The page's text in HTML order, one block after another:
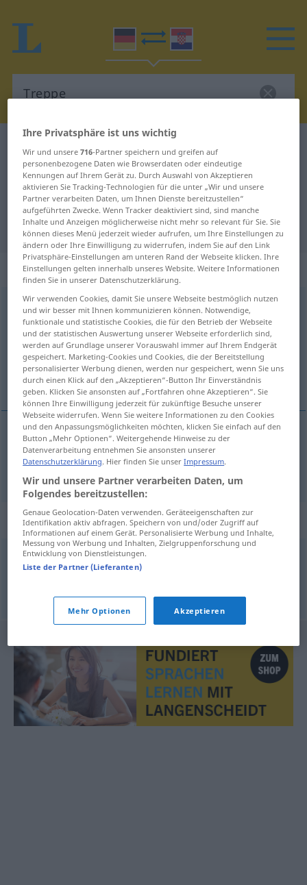
Deutsch-Kroatisch Übersetzung für
"Treppe"
"Treppe" Kroatisch Übersetzung
„Treppe“: Femininum
Treppef <Treppe;-n>
Übersicht aller Übersetzungen
(Für mehr Details die Übersetzung anklicken/antippen)
stepenice
stepenicef/pl Treppe
Synonyme für "Treppe"
Aufstieg
© OpenThesaurus.de
Ihre Privatsphäre ist uns wichtig
Wir und unsere716-Partner speichern und greifen auf
personenbezogene Daten wie Browserdaten oder eindeutige
Kennungen auf Ihrem Gerät zu. Durch Auswahl von Akzeptieren
aktivieren Sie Tracking-Technologien für die unter „Wir und unsere
Partner verarbeiten Daten, um Ihnen Dienste bereitzustellen“
aufgeführten Zwecke. Wenn Tracker deaktiviert sind, sind manche
Inhalte und Anzeigen möglicherweise nicht mehr so relevant für Sie. Sie
können dieses Menü jederzeit wieder aufrufen, um Ihre Einstellungen zu
ändern oder Ihre Einwilligung zu widerrufen, indem Sie auf den Link
Privatsphäre-Einstellungen am unteren Rand der Webseite klicken. Ihre
Einstellungen gelten innerhalb unseres Website. Weitere Informationen
finden Sie in unserer Datenschutzerklärung.
Wir verwenden Cookies, damit Sie unsere Webseite bestmöglich nutzen
und wir besser mit Ihnen kommunizieren können. Notwendige,
funktionale und statistische Cookies, die für den Betrieb der Webseite
und der statistischen Auswertung unserer Webseite erforderlich sind,
werden auf Grundlage unserer Vorauswahl immer auf Ihrem Endgerät
gespeichert. Marketing-Cookies und Cookies, die der Bereitstellung
personalisierter Werbung dienen, werden nur gespeichert, wenn Sie uns
durch einen Klick auf den „Akzeptieren“-Button Ihr Einverständnis
geben. Klicken Sie ansonsten auf „Fortfahren ohne Akzeptieren“. Sie
können Ihre Einwilligung jederzeit für zukünftige Besuche unserer
Webseite widerrufen. Wenn Sie weitere Informationen zu den Cookies
und den Anpassungsmöglichkeiten möchten, klicken Sie einfach auf den
Button „Mehr Optionen“. Weitergehende Hinweise zu der
Datenverarbeitung entnehmen Sie ansonsten unserer
Datenschutzerklärung. Hier finden Sie unserImpressum.
Wir und unsere Partner verarbeiten Daten, um
Folgendes bereitzustellen:
Genaue Geolocation-Daten verwenden. Geräteeigenschaften zur
Identifikation aktiv abfragen. Speichern von und/oder Zugriff auf
Informationen auf einem Gerät. Personalisierte Werbung und Inhalte,
Messung von Werbung und Inhalten, Zielgruppenforschung und
Entwicklung von Dienstleistungen.
Liste der Partner (Lieferanten)
Mehr Optionen Akzeptieren